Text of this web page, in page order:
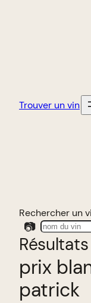
Trouver un vin
Rechercher un
📷
prix
patrick